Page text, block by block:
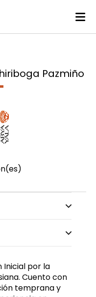
Pazmiño
Dominique
Inicial por la
Cuento con
temprana y